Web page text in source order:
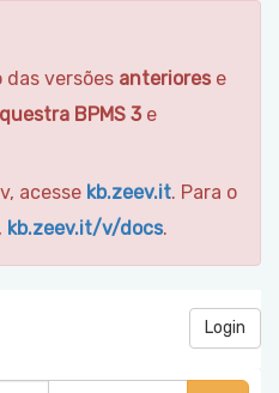
das versões anteriores e
BPMS 3 e
acesse kb.zeev.it. Para o
kb.zeev.it/v/docs.
Login